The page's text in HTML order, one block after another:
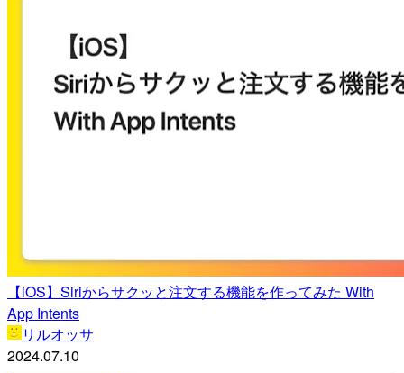
【iOS】Siriからサクッと注文する機能を作ってみた With
App Intents
リルオッサ
2024.07.10